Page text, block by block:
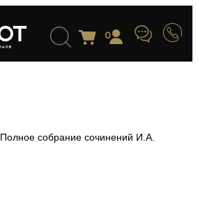
0
Полное собрание сочинений И.А.